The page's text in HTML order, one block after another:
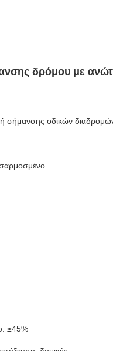
δρόμου με
σήμανσης οδικών
≥45%